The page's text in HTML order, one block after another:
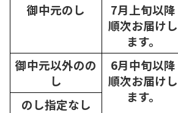
御中元のし
7月上旬以降
順次お届けし
ます。
御中元以外のの
し
6月中旬以降
順次お届けし
ます。
のし指定なし